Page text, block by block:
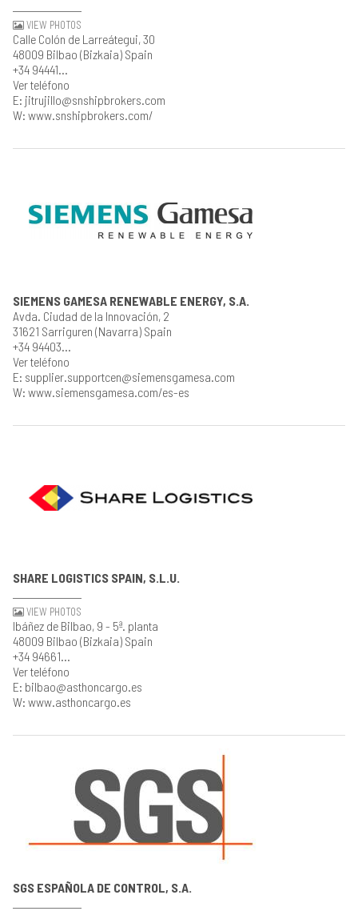
VIEW PHOTOS
Calle Colón de Larreátegui, 30
48009 Bilbao (Bizkaia) Spain
+34 94441...
Ver teléfono
E: jitrujillo@snshipbrokers.com
W: www.snshipbrokers.com/
SIEMENS GAMESA RENEWABLE ENERGY, S.A.
Avda. Ciudad de la Innovación, 2
31621 Sarriguren (Navarra) Spain
+34 94403...
Ver teléfono
E: supplier.supportcen@siemensgamesa.com
W: www.siemensgamesa.com/es-es
SHARE LOGISTICS SPAIN, S.L.U.
VIEW PHOTOS
Ibáñez de Bilbao, 9 - 5ª. planta
48009 Bilbao (Bizkaia) Spain
+34 94661...
Ver teléfono
E: bilbao@asthoncargo.es
W: www.asthoncargo.es
SGS ESPAÑOLA DE CONTROL, S.A.